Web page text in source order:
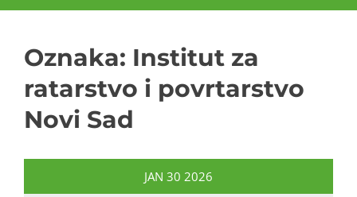
Oznaka: Institut za
ratarstvo i povrtarstvo
Novi Sad
JAN 30 2026